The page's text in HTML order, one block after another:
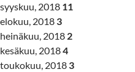
syyskuu, 2018 11
elokuu, 2018 3
heinäkuu, 2018 2
kesäkuu, 20184
toukokuu, 2018 3